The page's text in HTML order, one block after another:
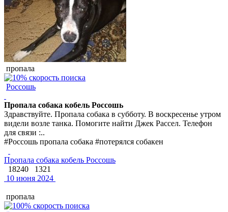
пропала
Россошь
Пропала собака кобель Россошь
Здравствуйте. Пропала собака в субботу. В воскресенье утром
видели возле танка. Помогите найти Джек Рассел. Телефон
для связи :..
#Россошь пропала собака #потерялся собакен
Пропала собака кобель Россошь
18240
1321
10 июня 2024
пропала